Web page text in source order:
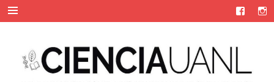
Saltar
contenido